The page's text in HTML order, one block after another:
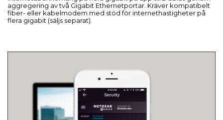
aggregering av två Gigabit Ethernetportar. Kräver kompatibelt
fiber- eller kabelmodem med stöd för internethastigheter på
flera gigabit (säljs separat).